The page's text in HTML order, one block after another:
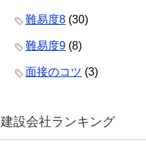
難易度8 (30)
難易度9 (8)
面接のコツ (3)
建設会社ランキング